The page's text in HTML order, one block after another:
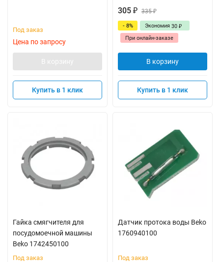
Под заказ
Цена по запросу
В корзину
Купить в 1 клик
305 ₽ 335₽
- 8% Экономия 30 ₽
При онлайн-заказе
В корзину
Купить в 1 клик
Гайка смягчителя для
посудомоечной машины
Beko 1742450100
Под заказ
Датчик протока воды Beko
1760940100
Под заказ